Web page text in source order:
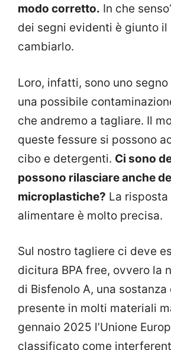
modo corretto. In che
dei segni evidenti è giunto il
cambiarlo.
Loro, infatti, sono uno
una possibile
che andremo a tagliare. Il
queste fessure si possono
cibo e detergenti. Ci sono
possono rilasciare anche
microplastiche? La
alimentare è molto precisa.
Sul nostro tagliere ci deve
dicitura BPA free, ovvero la
di Bisfenolo A, una
presente in molti materiali
gennaio 2025 l’Unione
classificato come